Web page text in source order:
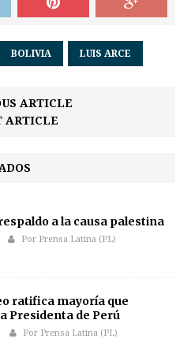
BOLIVIA LUIS ARCE
ARTICLE
ARTICLE
a la causa palestina
Por Prensa Latina (PL)
ratifica mayoría que
Presidenta de Perú
Por Prensa Latina (PL)